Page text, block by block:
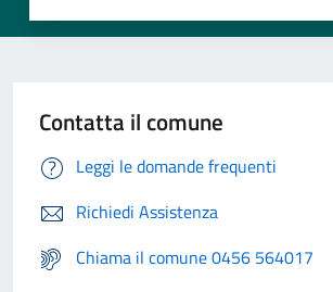
Contatta il comune
Leggi le domande frequenti
Richiedi Assistenza
Chiama il comune 0456 564017